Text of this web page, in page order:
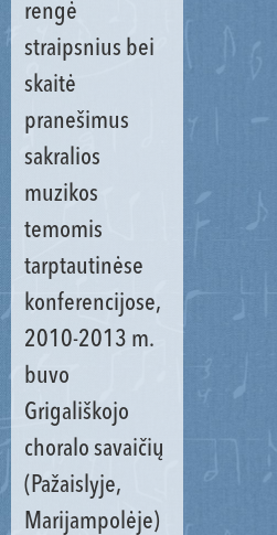
rengė
straipsnius bei
skaitė
pranešimus
sakralios
muzikos
temomis
tarptautinėse
konferencijose,
2010-2013 m.
buvo
Grigališkojo
choralo savaičių
(Pažaislyje,
Marijampolėje)